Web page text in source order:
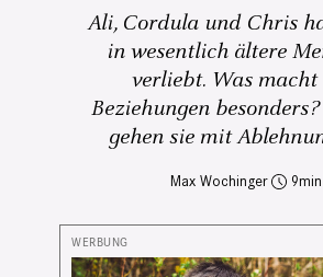
Ali, Cordula und Chris
in wesentlich ältere
verliebt. Was
Beziehungen
gehen sie mit
Max Wochinger 9